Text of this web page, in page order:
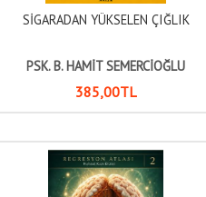
SİGARADAN YÜKSELEN ÇIĞLIK
PSK. B. HAMİT SEMERCİOĞLU
385,00TL